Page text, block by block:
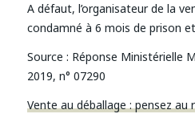
A défaut, l’organisateur de la
condamné à 6 mois de prison et
Source : Réponse Ministérielle
2019, n° 07290
Vente au déballage : pensez au